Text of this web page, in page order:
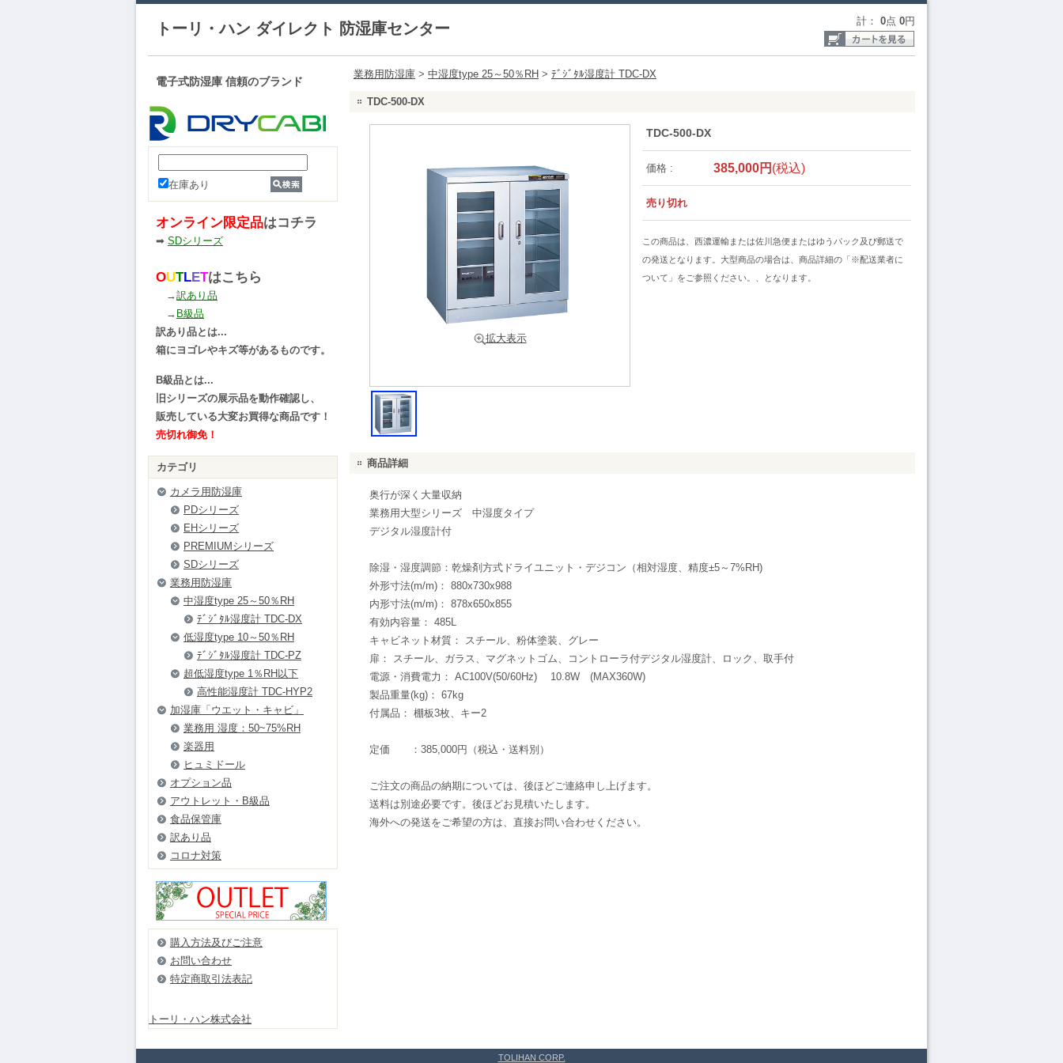
トーリ・ハン ダイレクト 防湿庫センター 計： 0点 0円
電子式防湿庫 信頼のブランド
在庫あり
オンライン限定品はコチラ
➡ SDシリーズ
OUTLETはこちら
→訳あり品
→ B級品
訳あり品とは...
箱にヨゴレやキズ等があるものです。
B級品とは...
旧シリーズの展示品を動作確認し、
販売している大変お買得な商品です！
売切れ御免！
カテゴリ
カメラ用防湿庫
PDシリーズ
EHシリーズ
PREMIUMシリーズ
SDシリーズ
業務用防湿庫
中湿度type 25～50％RH
ﾃﾞｼﾞﾀﾙ湿度計 TDC-DX
低湿度type 10～50％RH
ﾃﾞｼﾞﾀﾙ湿度計 TDC-PZ
超低湿度type 1％RH以下
高性能湿度計 TDC-HYP2
加湿庫「ウエット・キャビ」
業務用 湿度：50~75%RH
楽器用
ヒュミドール
オプション品
アウトレット・B級品
食品保管庫
訳あり品
コロナ対策
購入方法及びご注意
お問い合わせ
特定商取引法表記
トーリ・ハン株式会社
業務用防湿庫 > 中湿度type 25～50％RH > ﾃﾞｼﾞﾀﾙ湿度計 TDC-DX
TDC-500-DX
拡大表示
TDC-500-DX
価格 : 385,000円 (税込)
売り切れ
この商品は、西濃運輸または佐川急便またはゆうパック及び郵送で
の発送となります。大型商品の場合は、商品詳細の「※配送業者に
ついて」をご参照ください。、となります。
商品詳細
奥行が深く大量収納
業務用大型シリーズ 中湿度タイプ
デジタル湿度計付
除湿・湿度調節：乾燥剤方式ドライユニット・デジコン（相対湿度、精度±5～7%RH)
外形寸法(m/m)： 880x730x988
内形寸法(m/m)： 878x650x855
有効内容量： 485L
キャビネット材質： スチール、粉体塗装、グレー
扉： スチール、ガラス、マグネットゴム、コントローラ付デジタル湿度計、ロック、取手付
電源・消費電力： AC100V(50/60Hz) 10.8W (MAX360W)
製品重量(kg)： 67kg
付属品： 棚板3枚、キー2
定価 ：385,000円（税込・送料別）
ご注文の商品の納期については、後ほどご連絡申し上げます。
送料は別途必要です。後ほどお見積いたします。
海外への発送をご希望の方は、直接お問い合わせください。
TOLIHAN CORP.